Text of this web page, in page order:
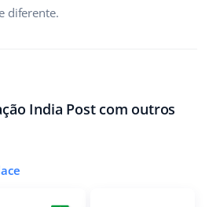
diferente.
India Post com outros